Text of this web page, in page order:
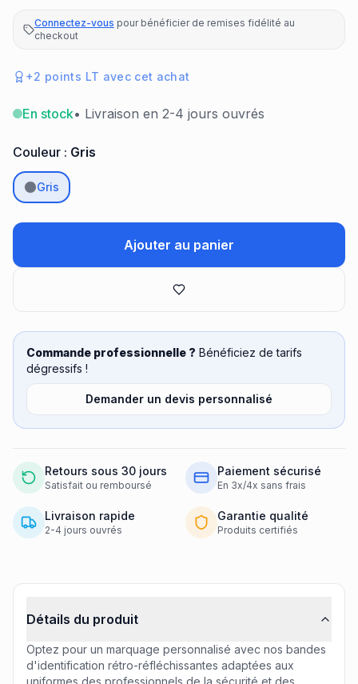
Connectez-vous pour bénéficier de remises fidélité au
checkout
+2 points LT avec cet achat
En stock• Livraison en 2-4 jours ouvrés
Couleur : Gris
Gris
Ajouter au panier
Commande professionnelle ? Bénéficiez de tarifs
dégressifs !
Demander un devis personnalisé
Retours sous 30 jours
Satisfait ou remboursé
Paiement sécurisé
En 3x/4x sans frais
Livraison rapide
2-4 jours ouvrés
Garantie qualité
Produits certifiés
Détails du produit
Optez pour un marquage personnalisé avec nos bandes
d'identification rétro-réfléchissantes adaptées aux
uniformes des professionnels de la sécurité et des